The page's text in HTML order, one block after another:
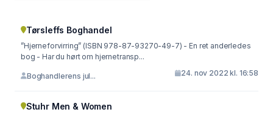
Tørsleffs Boghandel
”Hjerneforvirring” (ISBN 978-87-93270-49-7) - En ret anderledes
bog - Har du hørt om hjernetransp...
Boghandlerens jul... 24. nov 2022 kl. 16:58
Stuhr Men & Women